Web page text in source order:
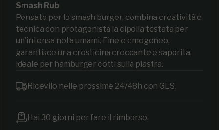
Smash Rub
Pensato per lo smash burger, combina creatività e
tecnica con protagonista la cipolla tostata per
un’intensa nota umami. Fine e omogeneo,
garantisce una crosticina croccante e saporita,
ideale per hamburger cotti sulla piastra.
Ricevilo nelle prossime 24/48h con GLS.
Hai 30 giorni per fare il rimborso.